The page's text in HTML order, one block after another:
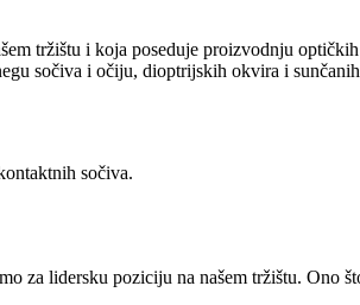
tržištu i koja poseduje proizvodnju
sočiva i očiju, dioptrijskih okvira i
sočiva.
za lidersku poziciju na našem tržištu. Ono